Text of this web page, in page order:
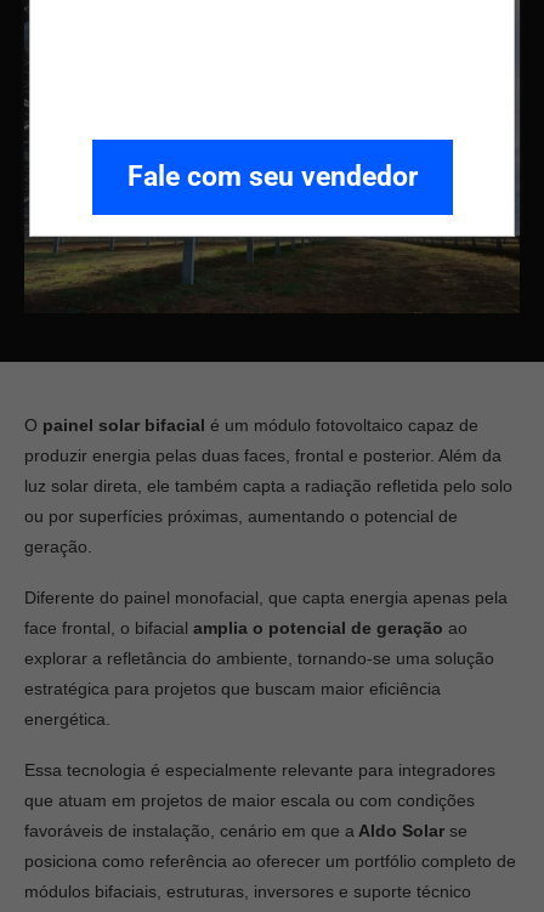
Fale com seu vendedor
O painel solar bifacial é um módulo fotovoltaico capaz de
produzir energia pelas duas faces, frontal e posterior. Além da
luz solar direta, ele também capta a radiação refletida pelo solo
ou por superfícies próximas, aumentando o potencial de
geração.
Diferente do painel monofacial, que capta energia apenas pela
face frontal, o bifacial amplia o potencial de geração ao
explorar a refletância do ambiente, tornando-se uma solução
estratégica para projetos que buscam maior eficiência
energética.
Essa tecnologia é especialmente relevante para integradores
que atuam em projetos de maior escala ou com condições
favoráveis de instalação, cenário em que a Aldo Solar se
posiciona como referência ao oferecer um portfólio completo de
módulos bifaciais, estruturas, inversores e suporte técnico